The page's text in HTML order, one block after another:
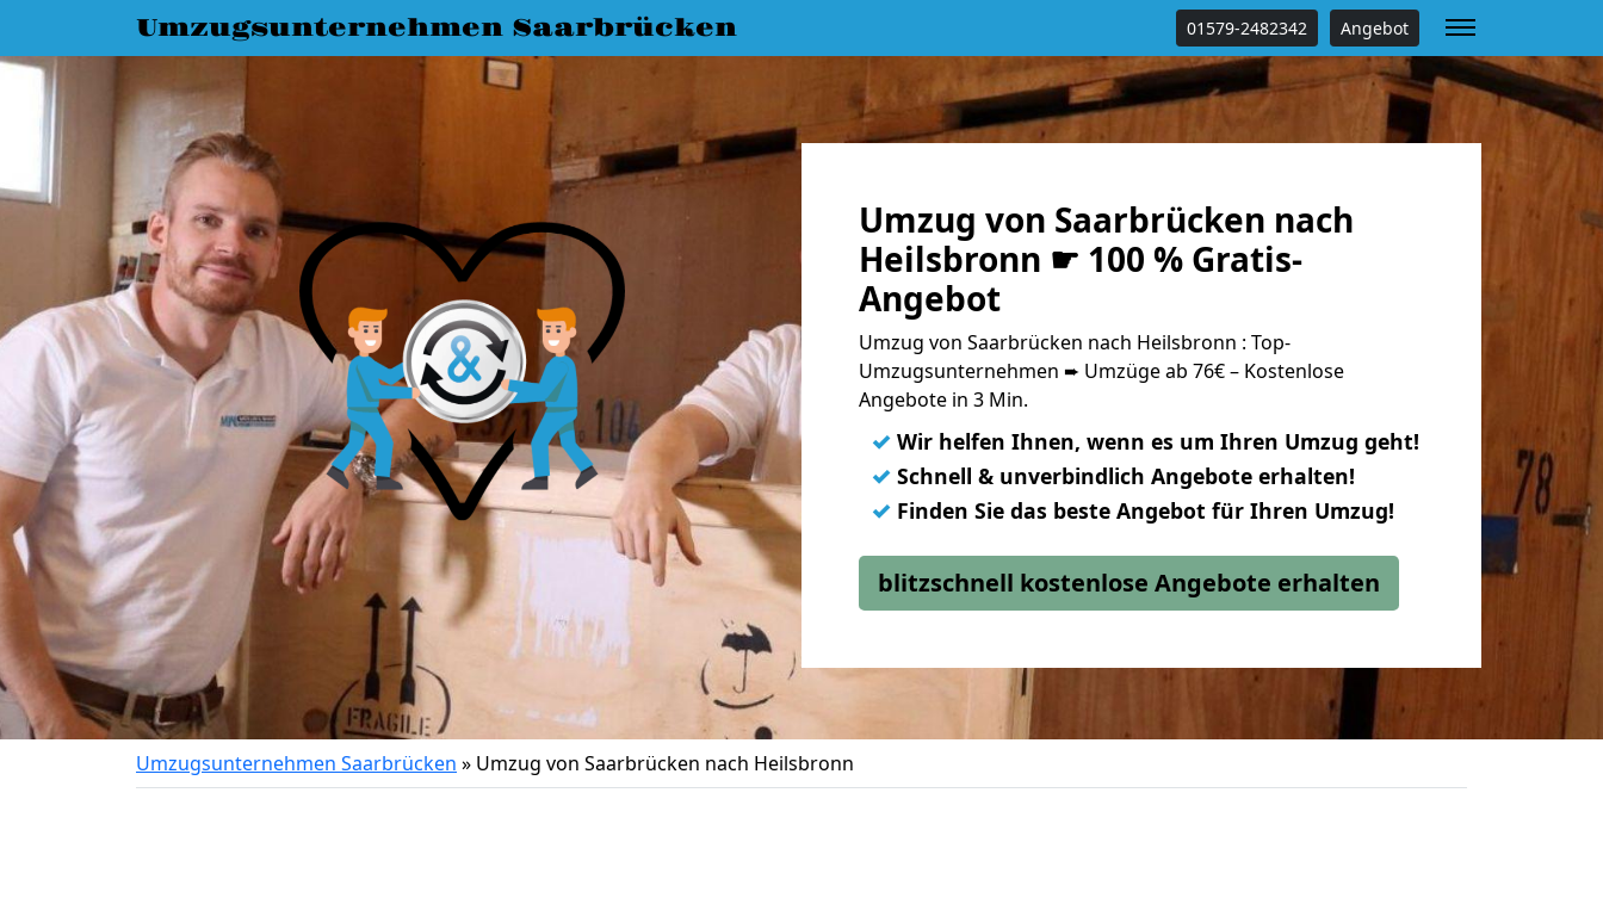
Umzugsunternehmen Saarbrücken 01579-2482342 Angebot
Umzug von Saarbrücken nach
Heilsbronn ☛ 100 % Gratis-
Angebot
Umzug von Saarbrücken nach Heilsbronn : Top-
Umzugsunternehmen ➨ Umzüge ab 76€ – Kostenlose
Angebote in 3 Min.
✓ Wir helfen Ihnen, wenn es um Ihren Umzug geht!
✓ Schnell & unverbindlich Angebote erhalten!
✓ Finden Sie das beste Angebot für Ihren Umzug!
blitzschnell kostenlose Angebote erhalten
Umzugsunternehmen Saarbrücken » Umzug von Saarbrücken nach Heilsbronn